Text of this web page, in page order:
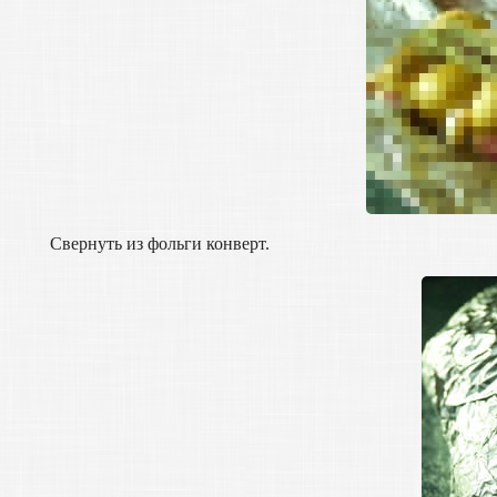
Свернуть из фольги конверт.